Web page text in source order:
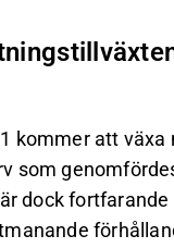
att växa
som
dock